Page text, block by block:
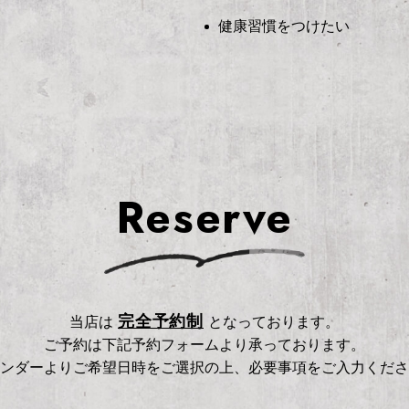
健康習慣をつけたい
Reserve
当店は 完全予約制
となっております。
ご予約は下記予約フォームより承っております。
ダーよりご希望日時をご選択の上、必要事項をご入力くだ